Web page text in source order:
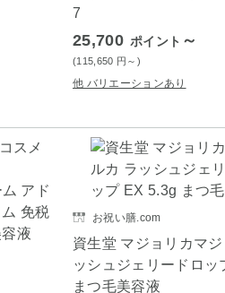
7
25,700 ポイント ～
(115,650 円 ～)
他 バリエーションあり
お祝い膳.com
資生堂 マジョリカマ
ッシュジェリードロッ
まつ毛美容液